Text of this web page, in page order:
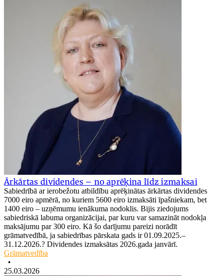
Ārkārtas dividendes – no aprēķina līdz izmaksai
Sabiedrībā ar ierobežotu atbildību aprēķinātas ārkārtas dividendes
7000 eiro apmērā, no kuriem 5600 eiro izmaksāti īpašniekam, bet
1400 eiro – uzņēmumu ienākuma nodoklis. Bijis ziedojums
sabiedriskā labuma organizācijai, par kuru var samazināt nodokļa
maksājumu par 300 eiro. Kā šo darījumu pareizi norādīt
grāmatvedībā, ja sabiedrības pārskata gads ir 01.09.2025.–
31.12.2026.? Dividendes izmaksātas 2026.gada janvārī.
Grāmatvedība
•
25.03.2026